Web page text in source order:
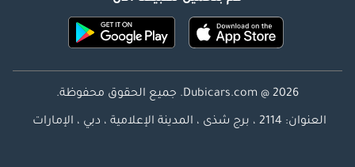
Dubicars.com @ 2026. جميع الحقوق محفوظة.
العنوان: 2114 ، برج شذى ، المدينة الإعلامية ، دبي ، الإمارات